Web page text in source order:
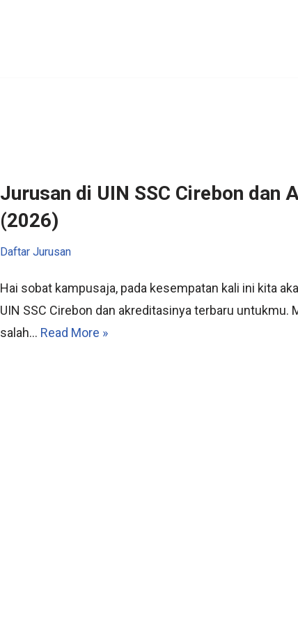
Jurusan di UIN SSC Cirebon dan
(2026)
Daftar Jurusan
Hai sobat kampusaja, pada kesempatan kali ini kita
UIN SSC Cirebon dan akreditasinya terbaru untukmu.
salah… Read More »